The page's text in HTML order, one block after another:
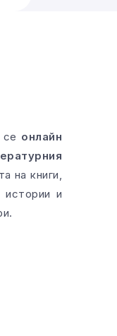
се онлайн
на книги,
истории и